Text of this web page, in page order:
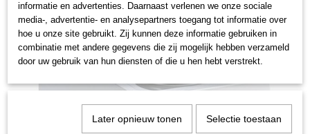
informatie en advertenties. Daarnaast verlenen we onze sociale
media-, advertentie- en analysepartners toegang tot informatie over
hoe u onze site gebruikt. Zij kunnen deze informatie gebruiken in
combinatie met andere gegevens die zij mogelijk hebben verzameld
door uw gebruik van hun diensten of die u hen hebt verstrekt.
Later opnieuw tonen Selectie toestaan